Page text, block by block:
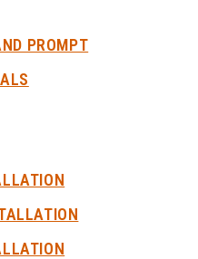
PROMPT